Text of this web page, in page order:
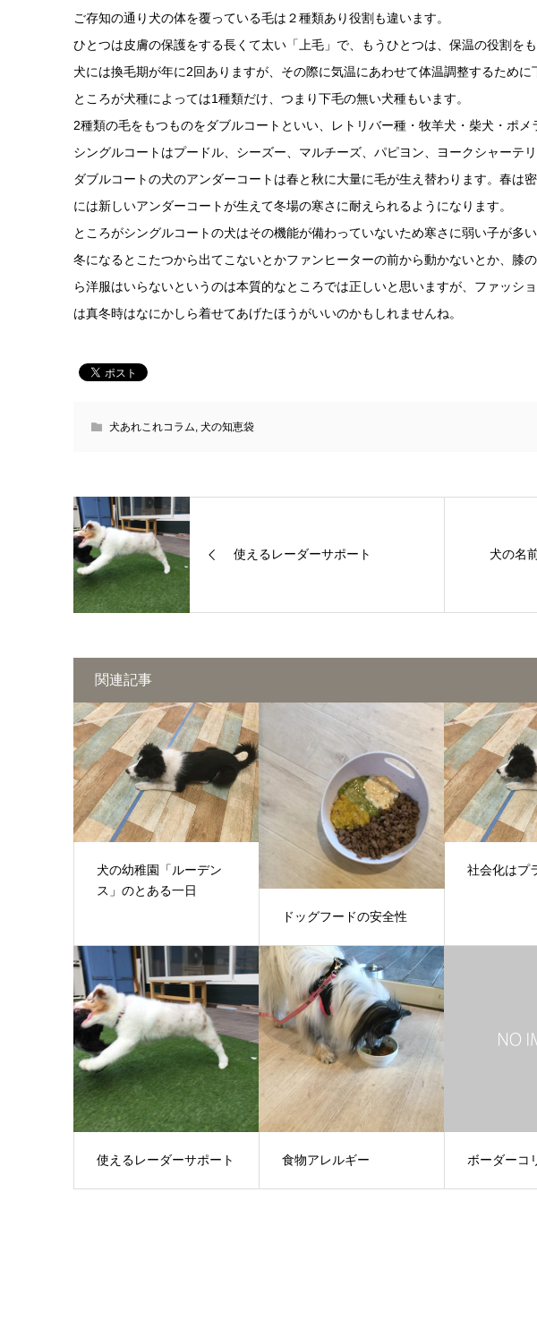
ご存知の通り犬の体を覆っている毛は２種類あり役割も違います。
ひとつは皮膚の保護をする長くて太い「上毛」で、もうひとつは、保温の役割を
犬には換毛期が年に2回ありますが、その際に気温にあわせて体温調整するために
ところが犬種によっては1種類だけ、つまり下毛の無い犬種もいます。
2種類の毛をもつものをダブルコートといい、レトリバー種・牧羊犬・柴犬・ポメ
シングルコートはプードル、シーズー、マルチーズ、パピヨン、ヨークシャーテリ
ダブルコートの犬のアンダーコートは春と秋に大量に毛が生え替わります。春は
には新しいアンダーコートが生えて冬場の寒さに耐えられるようになります。
ところがシングルコートの犬はその機能が備わっていないため寒さに弱い子が多い
冬になるとこたつから出てこないとかファンヒーターの前から動かないとか、膝
ら洋服はいらないというのは本質的なところでは正しいと思いますが、ファッシ
は真冬時はなにかしら着せてあげたほうがいいのかもしれませんね。
犬あれこれコラム, 犬の知恵袋
使えるレーダーサポート 犬の名
関連記事
犬の幼稚園「ルーデン
ス」のとある一日
ドッグフードの安全性
社会化はプ
使えるレーダーサポート 食物アレルギー ボーダーコ